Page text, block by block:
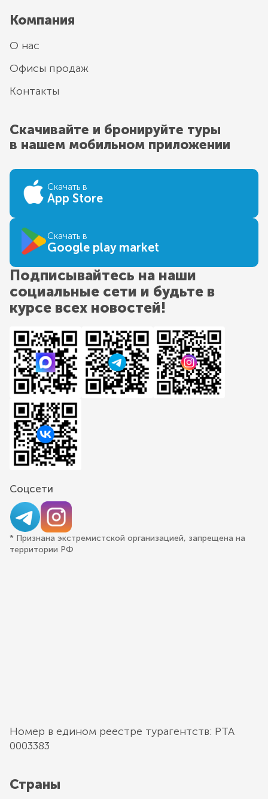
Компания
О нас
Офисы продаж
Контакты
Скачивайте и бронируйте туры
в нашем мобильном приложении
Скачать в
App Store
Скачать в
Google play market
Подписывайтесь на наши
социальные сети и будьте в
курсе всех новостей!
Соцсети
* Признана экстремистской организацией, запрещена на
территории РФ
Номер в едином реестре турагентств: РТА
0003383
Страны